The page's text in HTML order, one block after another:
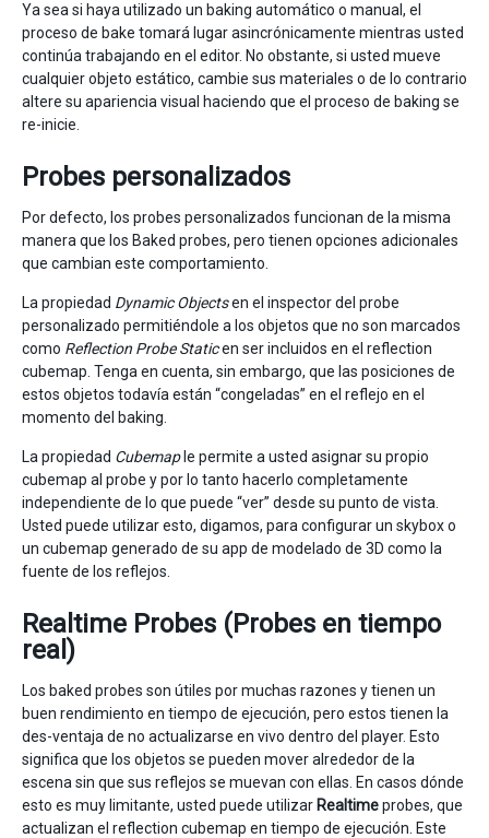
Ya sea si haya utilizado un baking automático o manual, el
proceso de bake tomará lugar asincrónicamente mientras usted
continúa trabajando en el editor. No obstante, si usted mueve
cualquier objeto estático, cambie sus materiales o de lo contrario
altere su apariencia visual haciendo que el proceso de baking se
re-inicie.
Probes personalizados
Por defecto, los probes personalizados funcionan de la misma
manera que los Baked probes, pero tienen opciones adicionales
que cambian este comportamiento.
La propiedad Dynamic Objectsen el inspector del probe
personalizado permitiéndole a los objetos que no son marcados
como Reflection Probe Staticen ser incluidos en el reflection
cubemap. Tenga en cuenta, sin embargo, que las posiciones de
estos objetos todavía están “congeladas” en el reflejo en el
momento del baking.
La propiedad Cubemaple permite a usted asignar su propio
cubemap al probe y por lo tanto hacerlo completamente
independiente de lo que puede “ver” desde su punto de vista.
Usted puede utilizar esto, digamos, para configurar un skybox o
un cubemap generado de su app de modelado de 3D como la
fuente de los reflejos.
Realtime Probes (Probes en tiempo
real)
Los baked probes son útiles por muchas razones y tienen un
buen rendimiento en tiempo de ejecución, pero estos tienen la
des-ventaja de no actualizarse en vivo dentro del player. Esto
significa que los objetos se pueden mover alrededor de la
escena sin que sus reflejos se muevan con ellas. En casos dónde
esto es muy limitante, usted puede utilizar Realtimeprobes, que
actualizan el reflection cubemap en tiempo de ejecución. Este